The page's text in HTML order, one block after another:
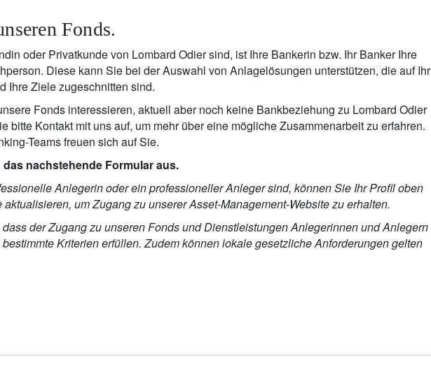
Fonds.
oder Privatkunde von Lombard Odier sind, ist Ihre Bankerin bzw. Ihr Banker Ihre
Diese kann Sie bei der Auswahl von Anlagelösungen unterstützen, die auf Ihr
Ihre Ziele zugeschnitten sind.
Fonds interessieren, aktuell aber noch keine Bankbeziehung zu Lombard Odier
bitte Kontakt mit uns auf, um mehr über eine mögliche Zusammenarbeit zu erfahren.
Teams freuen sich auf Sie.
nachstehende Formular aus.
Anlegerin oder ein professioneller Anleger sind, können Sie Ihr Profil oben
aktualisieren, um Zugang zu unserer Asset-Management-Website zu erhalten.
der Zugang zu unseren Fonds und Dienstleistungen Anlegerinnen und Anlegern
Kriterien erfüllen. Zudem können lokale gesetzliche Anforderungen gelten